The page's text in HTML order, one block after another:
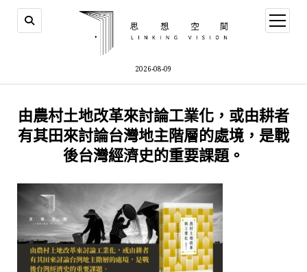
2026-08-09
open
menu
由農村土地改革來討論工業化，或由耕者
有其田來討論台灣地主階層的處境，是戰
後台灣經濟史的重要課題。